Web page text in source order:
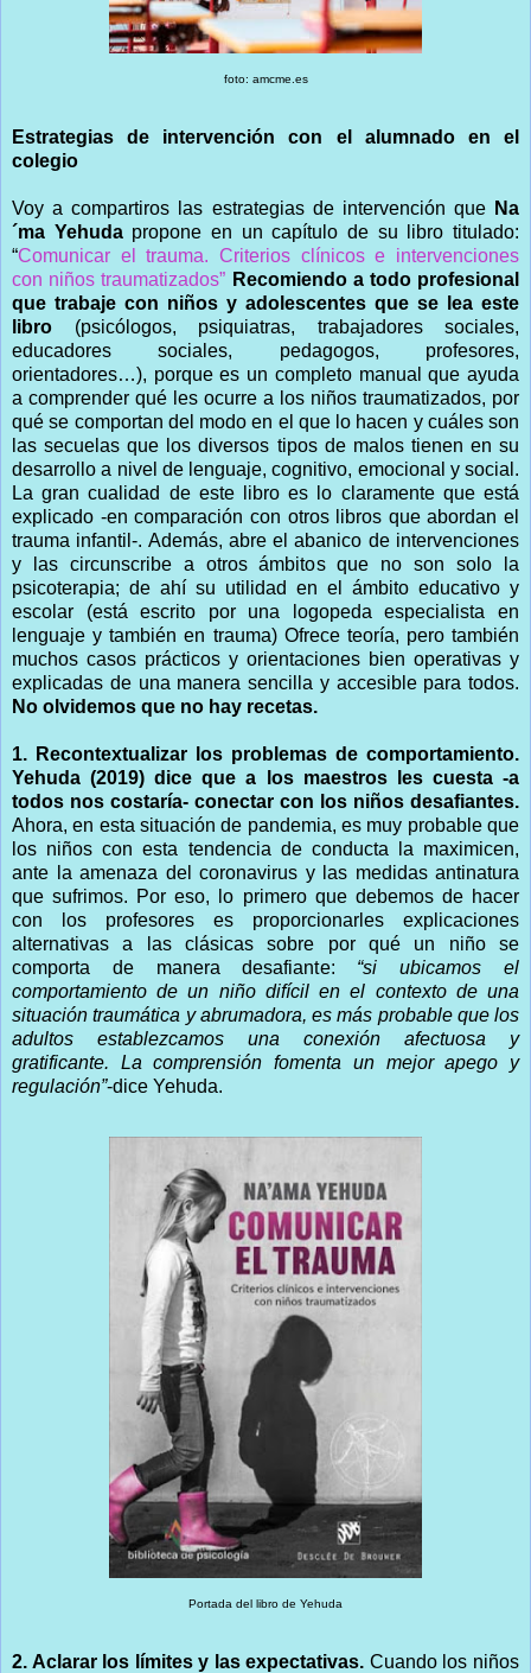
foto: amcme.es
Estrategias de intervención con el alumnado en el
colegio
Voy a compartiros las estrategias de intervención que Na
´ma Yehudapropone en un capítulo de su libro titulado:
“Comunicar el trauma. Criterios clínicos e intervenciones
con niños traumatizados” Recomiendo a todo profesional
que trabaje con niños y adolescentes que se lea este
libro (psicólogos, psiquiatras, trabajadores sociales,
educadores sociales, pedagogos, profesores,
orientadores…), porque es un completo manual que ayuda
a comprender qué les ocurre a los niños traumatizados, por
qué se comportan del modo en el que lo hacen y cuáles son
las secuelas que los diversos tipos de malos tienen en su
desarrollo a nivel de lenguaje, cognitivo, emocional y social.
La gran cualidad de este libro es lo claramente que está
explicado -en comparación con otros libros que abordan el
trauma infantil-. Además, abre el abanico de intervenciones
y las circunscribe a otros ámbitos que no son solo la
psicoterapia; de ahí su utilidad en el ámbito educativo y
escolar (está escrito por una logopeda especialista en
lenguaje y también en trauma) Ofrece teoría, pero también
muchos casos prácticos y orientaciones bien operativas y
explicadas de una manera sencilla y accesible para todos.
No olvidemos que no hay recetas.
1. Recontextualizar los problemas de comportamiento.
Yehuda (2019) dice que a los maestros les cuesta -a
todos nos costaría- conectar con los niños desafiantes.
Ahora, en esta situación de pandemia, es muy probable que
los niños con esta tendencia de conducta la maximicen,
ante la amenaza del coronavirus y las medidas antinatura
que sufrimos. Por eso, lo primero que debemos de hacer
con los profesores es proporcionarles explicaciones
alternativas a las clásicas sobre por qué un niño se
comporta de manera desafiante: “si ubicamos el
comportamiento de un niño difícil en el contexto de una
situación traumática y abrumadora, es más probable que los
adultos establezcamos una conexión afectuosa y
gratificante. La comprensión fomenta un mejor apego y
regulación”-dice Yehuda.
Portada del libro de Yehuda
2. Aclarar los límites y las expectativas. Cuando los niños